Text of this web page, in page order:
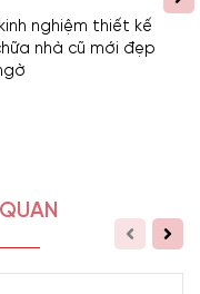
nghiệm thiết kế
nhà cũ mới đẹp